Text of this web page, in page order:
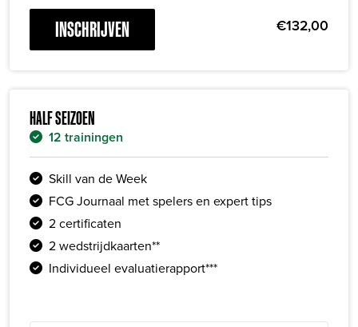
INSCHRIJVEN €132,00
HALF SEIZOEN
12 trainingen
Skill van de Week
FCG Journaal met spelers en expert tips
2 certificaten
2 wedstrijdkaarten**
Individueel evaluatierapport***